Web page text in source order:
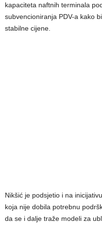
kapaciteta naftnih terminala
subvencioniranja PDV-a kako
stabilne cijene.
Nikšić je podsjetio i na
koja nije dobila potrebnu
da se i dalje traže modeli za